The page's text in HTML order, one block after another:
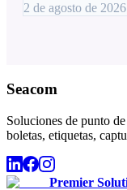
2 de agosto de 2026
Seacom
Soluciones de punto
boletas, etiquetas,
Premier